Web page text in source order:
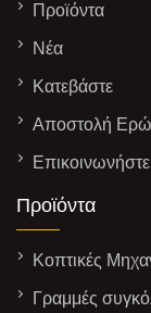
Προϊόντα
Νέα
Κατεβάστε
Αποστολή
Προϊόντα
Κοπτικές
Γραμμές